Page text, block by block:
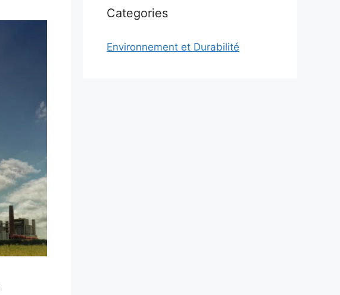
Categories
Environnement et Durabilité